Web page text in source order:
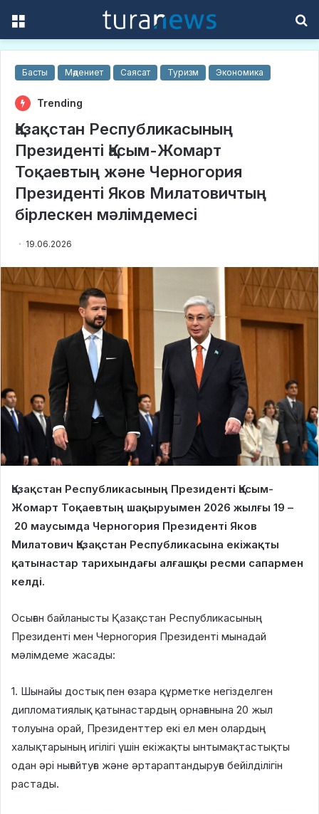
Басты Мәдениет Саясат Туризм Экономика
Trending
Қазақстан Республикасының
Президенті Қасым-Жомарт
Тоқаевтың және Черногория
Президенті Яков Милатовичтың
бірлескен мәлімдемесі
19.06.2026
Қазақстан Республикасының Президенті Қасым-
Жомарт Тоқаевтың шақыруымен 2026 жылғы 19 –
20 маусымда Черногория Президенті Яков
Милатович Қазақстан Республикасына екіжақты
қатынастар тарихындағы алғашқы ресми сапармен
келді.
Осыған байланысты Қазақстан Республикасының
Президенті мен Черногория Президенті мынадай
мәлімдеме жасады:
1. Шынайы достық пен өзара құрметке негізделген
дипломатиялық қатынастардың орнағанына 20 жыл
толуына орай, Президенттер екі ел мен олардың
халықтарының игілігі үшін екіжақты ынтымақтастықты
одан әрі нығайтуға және әртараптандыруға бейілділігін
растады.